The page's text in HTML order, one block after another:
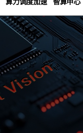
算力调度加速 智算中心